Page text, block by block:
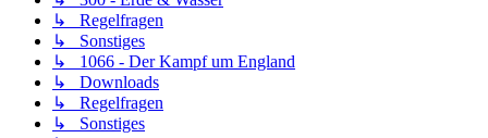
↳ Regelfragen
↳ Sonstiges
↳ 1066 - Der Kampf um England
↳ Downloads
↳ Regelfragen
↳ Sonstiges